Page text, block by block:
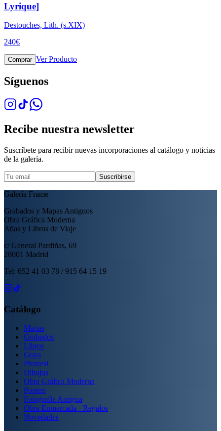
Lyrique]
Destouches, Lith. (s.XIX)
240€
Comprar Ver Producto
Síguenos
Recibe nuestra newsletter
Suscríbete para recibir nuevas incorporaciones al catálogo y noticias
de la galería.
Suscribirse
Galería Frame
Grabados y Mapas Antiguos
Obra Gráfica Moderna
Atlas y Libros de Viaje
c/ General Pardiñas, 69
28001 Madrid
Tel: 652 41 03 78 / 915 64 15 19
Catálogo
Mapas
Grabados
Libros
Goya
Piranesi
Dibujos
Obra Gráfica Moderna
Posters
Fotografía Antigua
Obra Enmarcada - Regalos
Novedades